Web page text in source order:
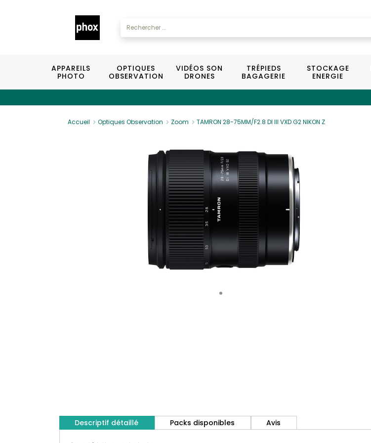
APPAREILS
PHOTO
OPTIQUES
OBSERVATION
VIDÉOS SON
DRONES
TRÉPIEDS
BAGAGERIE
STOCKAGE
ENERGIE
Accueil Optiques Observation Zoom TAMRON 28-75MM/F2.8 DI III VXD G2 NIKON Z
Descriptif détaillé Packs disponibles Avis